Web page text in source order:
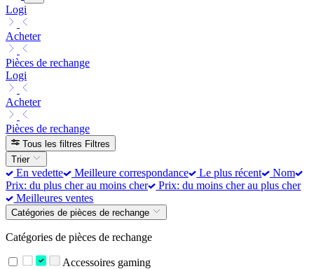
Logi
Acheter
Pièces de rechange
Logi
Acheter
Pièces de rechange
Tous les filtres Filtres
Trier
En vedette Meilleure correspondance Le plus récent
Nom
Prix: du plus cher au moins cher
Prix: du moins cher au plus cher
Meilleures ventes
Catégories de pièces de rechange
Catégories de pièces de rechange
Accessoires gaming